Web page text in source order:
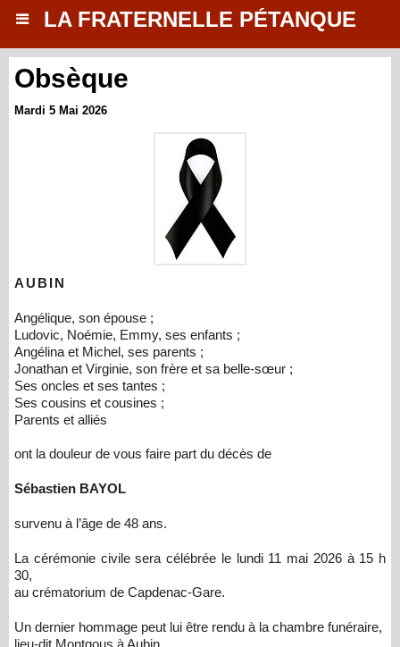
LA FRATERNELLE PÉTANQUE
Obsèque
Mardi 5 Mai 2026
AUBIN
Angélique, son épouse ;
Ludovic, Noémie, Emmy, ses enfants ;
Angélina et Michel, ses parents ;
Jonathan et Virginie, son frère et sa belle-sœur ;
Ses oncles et ses tantes ;
Ses cousins et cousines ;
Parents et alliés
ont la douleur de vous faire part du décès de
Sébastien BAYOL
survenu à l’âge de 48 ans.
La cérémonie civile sera célébrée le lundi 11 mai 2026 à 15 h
30,
au crématorium de Capdenac-Gare.
Un dernier hommage peut lui être rendu à la chambre funéraire,
lieu-dit Montgous à Aubin.